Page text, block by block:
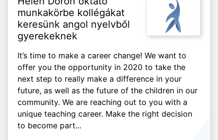
munkakörbe kollégákat
keresünk angol nyelvből
gyerekeknek
It’s time to make a career change! We want to
offer you the opportunity in 2020 to take the
next step to really make a difference in your
future, as well as the future of the children in our
community. We are reaching out to you with a
unique teaching career. Make the right decision
to become part...